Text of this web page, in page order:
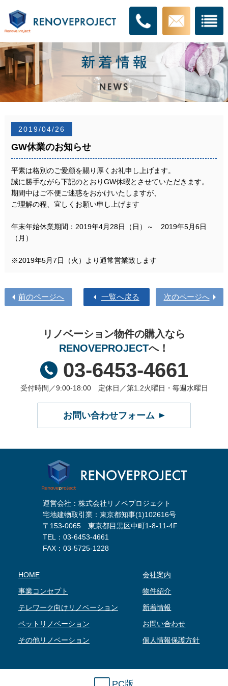
2019/04/26
GW休業のお知らせ
平素は格別のご愛顧を賜り厚くお礼申し上げます。
誠に勝手ながら下記のとおりGW休暇とさせていただきます。
期間中はご不便ご迷惑をおかけいたしますが、
ご理解の程、宜しくお願い申し上げます
年末年始休業期間：2019年4月28日（日）～ 2019年5月6日
（月）
※2019年5月7日（火）より通常営業致します
前のページへ 次のページへ
一覧へ戻る
リノベーション物件の購入なら
RENOVEPROJECTへ！
03-6453-4661
受付時間／9:00-18:00 定休日／第1.2火曜日・毎週水曜日
お問い合わせフォーム
運営会社：株式会社リノベプロジェクト
宅地建物取引業：東京都知事(1)102616号
〒153-0065 東京都目黒区中町1-8-11-4F
TEL： 03-6453-4661
FAX：03-5725-1228
HOME
事業コンセプト
テレワーク向けリノベーション
ペットリノベーション
その他リノベーション
会社案内
物件紹介
新着情報
お問い合わせ
個人情報保護方針